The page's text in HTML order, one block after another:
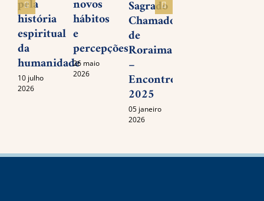
pela
história
espiritual
da
humanidade
10 julho
2026
novos
hábitos
e
percepções
26 maio
2026
Sagrado
Chamado
de
Roraima
–
Encontro
2025
05 janeiro
2026